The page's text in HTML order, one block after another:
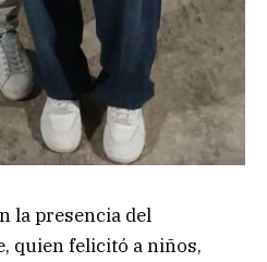
la presencia del
quien felicitó a niños,